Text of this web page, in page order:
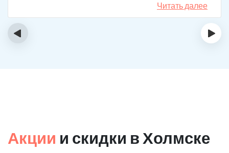
Читать далее
‹ ›
Акции и скидки в Холмске